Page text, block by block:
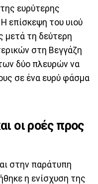
ευρύτερης
επίσκεψη του υιού
μετά τη δεύτερη
στη Βεγγάζη
δύο πλευρών να
σε ένα ευρύ φάσμα
οι ροές προς
στην παράτυπη
η ενίσχυση της